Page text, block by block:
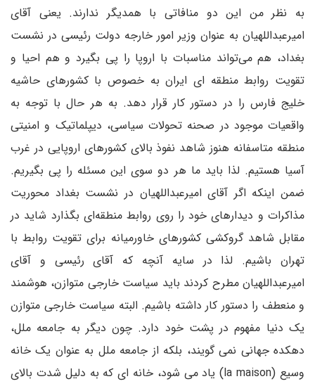
به نظر من این دو منافاتی با همدیگر ندارند. یعنی آقای
امیرعبداللهیان به عنوان وزیر امور خارجه دولت رئیسی در نشست
بغداد، هم می‌تواند مناسبات با اروپا را پی بگیرد و هم احیا و
تقویت روابط منطقه ای ایران به خصوص با کشورهای حاشیه
خلیج فارس را در دستور کار قرار دهد. به هر حال با توجه به
واقعیات موجود در صحنه تحولات سیاسی، دیپلماتیک و امنیتی
منطقه متاسفانه هنوز شاهد نفوذ بالای کشورهای اروپایی در غرب
آسیا هستیم. لذا باید ما هر دو سوی این مسئله را پی بگیریم.
ضمن اینکه اگر آقای امیرعبداللهیان در نشست بغداد محوریت
مذاکرات و دیدارهای خود را روی روابط منطقه‌ای بگذارد شاید در
مقابل شاهد گروکشی کشورهای خاورمیانه برای تقویت روابط با
تهران باشیم. لذا در سایه آنچه که آقای رئیسی و آقای
امیرعبداللهیان مطرح کردند باید سیاست خارجی متوازن، هوشمند
و منعطف را دستور کار داشته باشیم. البته سیاست خارجی متوازن
یک دنیا مفهوم در پشت خود دارد. چون دیگر به جامعه ملل،
دهکده جهانی نمی گویند، بلکه از جامعه ملل به عنوان یک خانه
وسیع (la maison) یاد می شود، خانه ای که به دلیل شدت بالای